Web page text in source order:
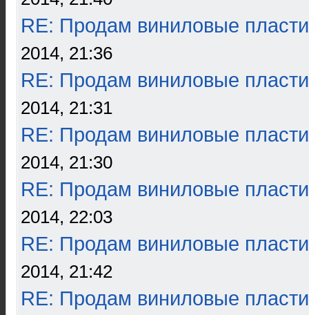
RE: Продам виниловые
2014, 21:36
RE: Продам виниловые
2014, 21:31
RE: Продам виниловые
2014, 21:30
RE: Продам виниловые
2014, 22:03
RE: Продам виниловые
2014, 21:42
RE: Продам виниловые